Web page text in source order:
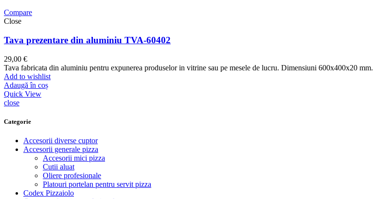
Compare
Close
Tava prezentare din aluminiu TVA-60402
29,00 €
Tava fabricata din aluminiu pentru expunerea produselor in vitrine sau pe mesele de lucru. Dimensiuni 600x400x20 mm.
Add to wishlist
Adaugă în coș
Quick View
close
Categorie
Accesorii diverse cuptor
Accesorii generale pizza
Accesorii mici pizza
Cutii aluat
Oliere profesionale
Platouri portelan pentru servit pizza
Codex Pizzaiolo